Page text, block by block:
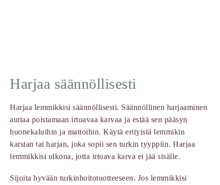
Harjaa säännöllisesti
Harjaa lemmikkisi säännöllisesti. Säännöllinen harjaaminen
auttaa poistamaan irtoavaa karvaa ja estää sen pääsyn
huonekaluihin ja mattoihin. Käytä erityistä lemmikin
karstan tai harjan, joka sopii sen turkin tyyppiin. Harjaa
lemmikkisi ulkona, jotta irtoava karva ei jää sisälle.
Sijoita hyvään turkinhoitotuotteeseen. Jos lemmikkisi